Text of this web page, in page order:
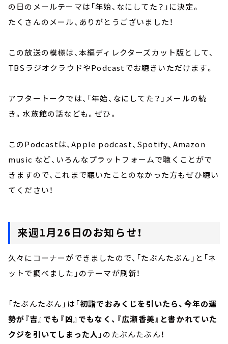
の日のメールテーマは「年始、なにしてた？」に決定。
たくさんのメール、ありがとうございました！
この放送の模様は、本編ディレクターズカット版として、
TBSラジオクラウドやPodcastでお聴きいただけます。
アフタートークでは、「年始、なにしてた？」メールの続
き。水族館の話なども。ぜひ。
このPodcastは、Apple podcast、Spotify、Amazon
music など、いろんなプラットフォームで聴くことがで
きますので、これまで聴いたことのなかった方もぜひ聴い
てください！
来週1月26日のお知らせ！
久々にコーナーができましたので、「たぶんたぶん」と「ネ
ットで調べました」のテーマが刷新！
「たぶんたぶん」は「初詣でおみくじを引いたら、今年の運
勢が『吉』でも『凶』でもなく、『広瀬香美』と書かれていた
クジを引いてしまった人 」のたぶんたぶん！